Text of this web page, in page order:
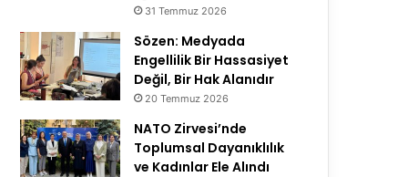
31 Temmuz 2026
Sözen: Medyada
Engellilik Bir Hassasiyet
Değil, Bir Hak Alanıdır
20 Temmuz 2026
NATO Zirvesi’nde
Toplumsal Dayanıklılık
ve Kadınlar Ele Alındı